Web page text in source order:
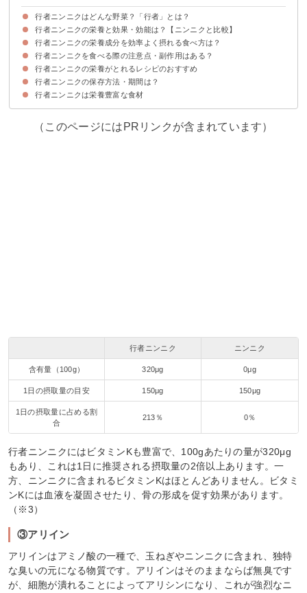
行者ニンニクはどんな野菜？「行者」とは？
「行者ニンニク」の名前の由来
行者ニンニクの旬や選び方
行者ニンニクの味わい・香り
行者ニンニクの栄養と効果・効能は？【ニンニクと比較】
①β-カロテン
②ビタミンK
③アリイン
④ビタミンC
行者ニンニクの栄養成分を効率よく摂れる食べ方は？
①生で食べる
②植物油と一緒にとる
③ビタミンB1を多く含む食材を一緒に食べる
行者ニンニクを食べる際の注意点・副作用はある？
行者ニンニクは食べ過ぎると腹痛・下痢になることがある
行者ニンニクの栄養がとれるレシピのおすすめ
①行者ニンニクの醤油漬け
②行者ニンニクの天ぷら
③行者ニンニクの豚肉巻き
行者ニンニクの保存方法・期間は？
①行者ニンニクを冷蔵保存する場合
②行者ニンニクを冷凍保存する場合
行者ニンニクは栄養豊富な食材
（このページにはPRリンクが含まれています）
行者ニンニク ニンニク
含有量（100g） 320μg 0μg
1日の摂取量の目安 150μg 150μg
1日の摂取量に占める割
合
213％ 0％
行者ニンニクにはビタミンKも豊富で、100gあたりの量が320μg
もあり、これは1日に推奨される摂取量の2倍以上あります。一
方、ニンニクに含まれるビタミンKはほとんどありません。ビタミ
ンKには血液を凝固させたり、骨の形成を促す効果があります。
（※3）
③アリイン
アリインはアミノ酸の一種で、玉ねぎやニンニクに含まれ、独特
な臭いの元になる物質です。アリインはそのままならば無臭です
が、細胞が潰れることによってアリシンになり、これが強烈なニ